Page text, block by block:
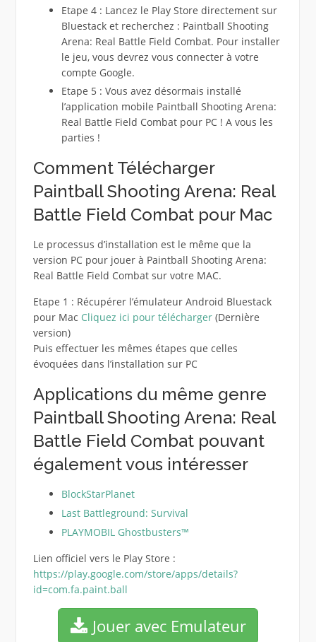
Etape 4 : Lancez le Play Store directement sur
Bluestack et recherchez : Paintball Shooting
Arena: Real Battle Field Combat. Pour installer
le jeu, vous devrez vous connecter à votre
compte Google.
Etape 5 : Vous avez désormais installé
l’application mobile Paintball Shooting Arena:
Real Battle Field Combat pour PC ! A vous les
parties !
Comment Télécharger
Paintball Shooting Arena: Real
Battle Field Combat pour Mac
Le processus d’installation est le même que la
version PC pour jouer à Paintball Shooting Arena:
Real Battle Field Combat sur votre MAC.
Etape 1 : Récupérer l’émulateur Android Bluestack
pour Mac Cliquez ici pour télécharger(Dernière
version)
Puis effectuer les mêmes étapes que celles
évoquées dans l’installation sur PC
Applications du même genre
Paintball Shooting Arena: Real
Battle Field Combat pouvant
également vous intéresser
BlockStarPlanet
Last Battleground: Survival
PLAYMOBIL Ghostbusters™
Lien officiel vers le Play Store :
https://play.google.com/store/apps/details?
id=com.fa.paint.ball
Jouer avec Emulateur